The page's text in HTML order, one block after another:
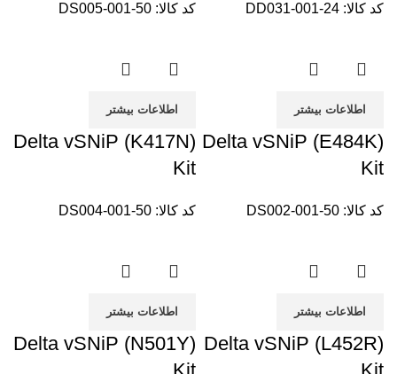
کد کالا: DD031-001-24 کد کالا: DS005-001-50
اطلاعات بیشتر
Delta vSNiP (E484K)
Kit
کد کالا: DS002-001-50
اطلاعات بیشتر
Delta vSNiP (K417N)
Kit
کد کالا: DS004-001-50
اطلاعات بیشتر
Delta vSNiP (L452R)
اطلاعات بیشتر
Delta vSNiP (N501Y)